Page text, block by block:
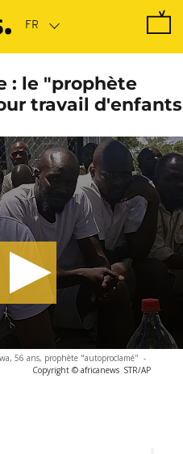
: le "prophète
travail d'enfants
56 ans, prophète "autoproclamé" -
Copyright © africanews STR/AP